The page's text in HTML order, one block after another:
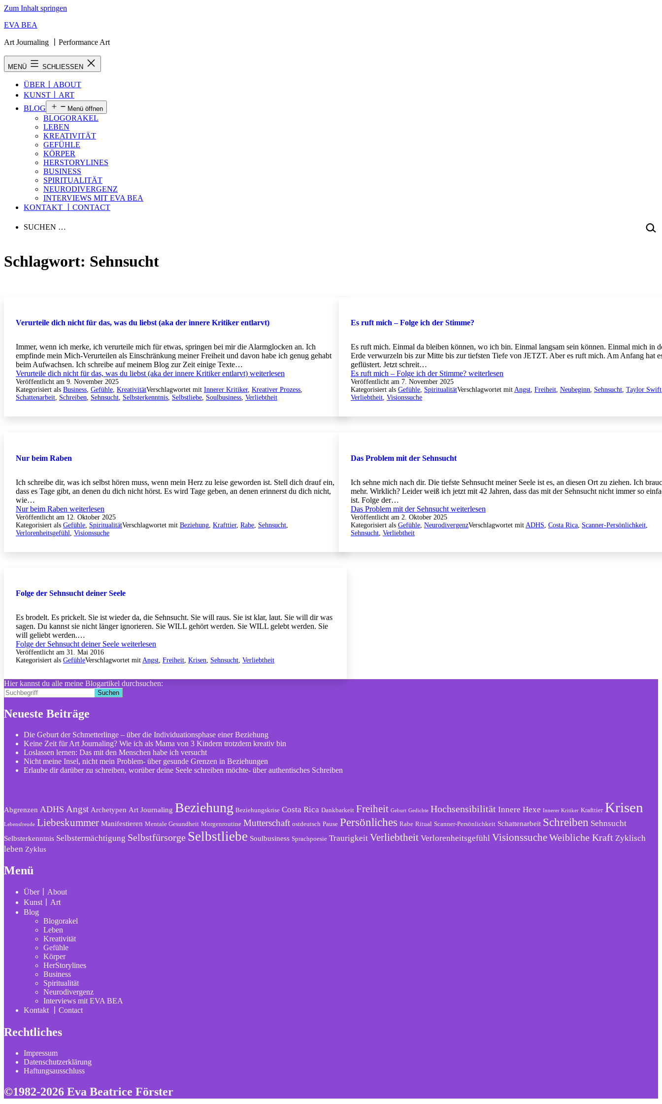
Zum Inhalt springen
EVA BEA
Art Journaling 〡Performance Art
MENÜ SCHLIESSEN
ÜBER〡ABOUT
KUNST〡ART
BLOG
Menü öffnen
BLOGORAKEL
LEBEN
KREATIVITÄT
GEFÜHLE
KÖRPER
HERSTORYLINES
BUSINESS
SPIRITUALITÄT
NEURODIVERGENZ
INTERVIEWS MIT EVA BEA
KONTAKT 〡CONTACT
SUCHEN …
Schlagwort: Sehnsucht
Verurteile dich nicht für das, was du liebst (aka der innere Kritiker entlarvt)
Immer, wenn ich merke, ich verurteile mich für etwas, springen bei mir die Alarmglocken an. Ich
empfinde mein Mich-Verurteilen als Einschränkung meiner Freiheit und davon habe ich genug gehabt
beim Aufwachsen. Ich schreibe auf meinem Blog zur Zeit einige Texte…
Verurteile dich nicht für das, was du liebst (aka der innere Kritiker entlarvt) weiterlesen
Veröffentlicht am 9. November 2025
Kategorisiert als Business, Gefühle, KreativitätVerschlagwortet mit Innerer Kritiker, Kreativer Prozess,
Schattenarbeit, Schreiben, Sehnsucht, Selbsterkenntnis, Selbstliebe, Soulbusiness, Verliebtheit
Es ruft mich – Folge ich der Stimme?
Es ruft mich. Einmal da bleiben können, wo ich bin. Einmal langsam sein können. Einmal mich in
Erde verwurzeln bis zur Mitte bis zur tiefsten Tiefe von JETZT. Aber es ruft mich. Am Anfang hat
geflüstert. Jetzt schreit…
Es ruft mich – Folge ich der Stimme? weiterlesen
Veröffentlicht am 7. November 2025
Kategorisiert als Gefühle, SpiritualitätVerschlagwortet mit Angst, Freiheit, Neubeginn, Sehnsucht, Taylor Swift
Verliebtheit, Visionssuche
Nur beim Raben
Ich schreibe dir, was ich selbst hören muss, wenn mein Herz zu leise geworden ist. Stell dich drauf ein,
dass es Tage gibt, an denen du dich nicht hörst. Es wird Tage geben, an denen erinnerst du dich nicht,
wie…
Nur beim Raben weiterlesen
Veröffentlicht am 12. Oktober 2025
Kategorisiert als Gefühle SpiritualitätVerschlagwortet mit Beziehung Krafttier, Rabe Sehnsucht
Verlorenheitsgefühl
Visionssuche
Das Problem mit der Sehnsucht
Ich sehne mich nach dir. Die tiefste Sehnsucht meiner Seele ist es, an diesen Ort zu ziehen. Ich
mehr. Wirklich? Leider weiß ich jetzt mit 42 Jahren, dass das mit der Sehnsucht nicht immer so
ist. Folge der…
Das Problem mit der Sehnsucht weiterlesen
Veröffentlicht am 2. Oktober 2025
Kategorisiert als Gefühle NeurodivergenzVerschlagwortet mit ADHS Costa Rica Scanner-Persönlichkeit
Sehnsucht Verliebtheit
Folge der Sehnsucht deiner Seele
Es brodelt. Es prickelt. Sie ist wieder da, die Sehnsucht. Sie will raus. Sie ist klar, laut. Sie will dir was
sagen. Du kannst sie nicht länger ignorieren. Sie WILL gehört werden. Sie WILL gelebt werden. Sie
will geliebt werden.…
Folge der Sehnsucht deiner Seele weiterlesen
Veröffentlicht am 31. Mai 2016
Kategorisiert als GefühleVerschlagwortet mit Angst, Freiheit, Krisen, Sehnsucht, Verliebtheit
Hier kannst du alle meine Blogartikel durchsuchen:
Suchen
Neueste Beiträge
Die Geburt der Schmetterlinge – über die Individuationsphase einer Beziehung
Keine Zeit für Art Journaling? Wie ich als Mama von 3 Kindern trotzdem kreativ bin
Loslassen lernen: Das mit den Menschen habe ich versucht
Nicht meine Insel, nicht mein Problem- über gesunde Grenzen in Beziehungen
Erlaube dir darüber zu schreiben, worüber deine Seele schreiben möchte- über authentisches Schreiben
Abgrenzen ADHS Angst Archetypen Art Journaling Beziehung Beziehungskrise Costa Rica Dankbarkeit Freiheit Geburt Gedichte Hochsensibilität Innere Hexe Innerer Kritiker Krafttier Krisen
Lebensfreude Liebeskummer Manifestieren Mentale Gesundheit Morgenroutine Mutterschaft ostdeutsch Pause Persönliches Rabe Ritual Scanner-Persönlichkeit Schattenarbeit Schreiben Sehnsucht
Selbsterkenntnis Selbstermächtigung Selbstfürsorge Selbstliebe Soulbusiness Sprachpoesie Traurigkeit Verliebtheit Verlorenheitsgefühl VisionssucheWeibliche Kraft Zyklisch
leben Zyklus
Menü
Über〡About
Kunst〡Art
Blog
Blogorakel
Leben
Kreativität
Gefühle
Körper
HerStorylines
Business
Spiritualität
Neurodivergenz
Interviews mit EVA BEA
Kontakt 〡Contact
Rechtliches
Impressum
Datenschutzerklärung
Haftungsausschluss
©1982-2026 Eva Beatrice Förster